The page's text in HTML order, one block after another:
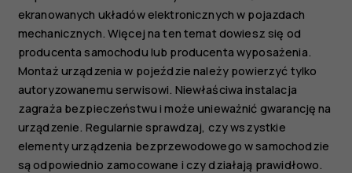
Plus
ekranowanych układów elektronicznych w pojazdach
mechanicznych. Więcej na ten temat dowiesz się od
producenta samochodu lub producenta wyposażenia.
Montaż urządzenia w pojeździe należy powierzyć tylko
autoryzowanemu serwisowi. Niewłaściwa instalacja
zagraża bezpieczeństwu i może unieważnić gwarancję na
urządzenie. Regularnie sprawdzaj, czy wszystkie
elementy urządzenia bezprzewodowego w samochodzie
są odpowiednio zamocowane i czy działają prawidłowo.